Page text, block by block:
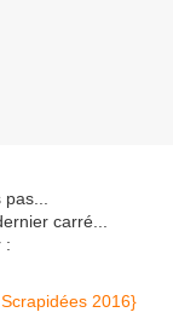
carré...
: